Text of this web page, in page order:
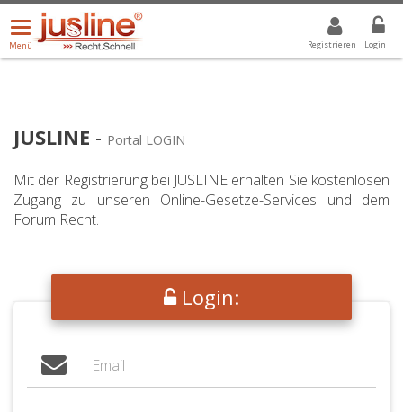
Registrieren Login
Menü
öffnen/schließen
Menü
ALLE DROPDOWN: GEWÄHLTER WERT IST ALLE
JUSLINE - Portal LOGIN
Mit der Registrierung bei JUSLINE erhalten Sie kostenlosen
Zugang zu unseren Online-Gesetze-Services und dem
Forum Recht.
Login: